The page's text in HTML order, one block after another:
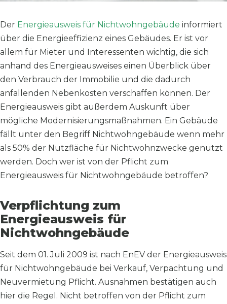
Der Energieausweis für Nichtwohngebäude informiert
über die Energieeffizienz eines Gebäudes. Er ist vor
allem für Mieter und Interessenten wichtig, die sich
anhand des Energieausweises einen Überblick über
den Verbrauch der Immobilie und die dadurch
anfallenden Nebenkosten verschaffen können. Der
Energieausweis gibt außerdem Auskunft über
mögliche Modernisierungsmaßnahmen. Ein Gebäude
fällt unter den Begriff Nichtwohngebäude wenn mehr
als 50% der Nutzfläche für Nichtwohnzwecke genutzt
werden. Doch wer ist von der Pflicht zum
Energieausweis für Nichtwohngebäude betroffen?
Verpflichtung zum
Energieausweis für
Nichtwohngebäude
Seit dem 01. Juli 2009 ist nach EnEV der Energieausweis
für Nichtwohngebäude bei Verkauf, Verpachtung und
Neuvermietung Pflicht. Ausnahmen bestätigen auch
hier die Regel. Nicht betroffen von der Pflicht zum